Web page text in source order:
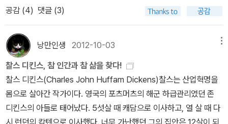
ke Moore 지음 / Little Simon / 2002년 11월 The 12 Days
of Christmas (Hardcover, Pop-Up, Anniversary)로버트 사부
다 지음 / Little Simon / 2006년 10월 The Christmas Alpha
bet (Cards, Pop-Up)로버트 사부다 지음 / Penguin Books / 20
05년 10월 Winter's Tale: Winter's Tale (Hardcover)로버트
사부다 지음 / Little Simon / 2005년 9월 Winter in White: A
Mini Pop-Up Treat (Hardcover)로버트 사부다 그림 / Simon &
Schuster / 2007년 11월 Christmas Mini (Hardcover)Rob
설 그렇지만 <크리스마스>가 들어간 책이라고 해서 다 어린이를 위
한 책은 아니었어요. 이 책들은 로맨스 소설이었거든요. 크리스마스
들어가고, 표지도 그렇게 사진이 있어서 그런 줄 알았죠. 표지사진이
예뻐서 이 책도 한 번 넣어봅니다. 어린이를 위한 책은 아니지만, 크리
스마스가 어린이날인 것도 아니니까 꼭 그렇게만 범위를 좁혀서 볼
것도 아니죠, 뭐. ---------------- 어쩌다보니, 한 해가. 어쩌
다보니 한 몇 년 전에 있었던 일이 되고, 전에는 선물을 받는 것이 기
뻤지만, 어쩌다보니 선물을 줘야 할 나이가 되고. 그렇게 한 해 한 해
도 쏘지 마라' 그렇게 그들의 암묵적 합의는 이루어 졌다. 한달 가까운
고 축구도 하며 마음껏 성탄을 축하했다. 이보다 더 아름다운 이야기
가 있을까. 4. 존 버닝햄의 <크리스마스 선물>, 리아 가리니 알리만
디 <가장 소중한 선탄선물>어린이 동화가 어른들은 읽기가 좀 그렇
죠. 그러나 읽어보면 참 재미 있습니다. 산타 할아버지의 성실함과 노
력이 성탄의 즐거움을 배가 되게 합니다. 리아 가리니 알리만디의 가
장 소중한 성탄선물도 읽으면 좋습니다. 성탄에 읽힌 감동적인 이야
기를 모았습니다. 잔잔한 감동이 밀려 오는 이야기 모음집니다. 5. 성
스트가 먼저 떠오른다. 읽고 읽고 또 읽다가 영화로 본 이후 그 처참한
뒷골목의 풍경이 마음에 깊이 박혀있던 기억이 스멀거리며 올라오는
데 그걸 조금 덮어준 것은 위대한 유산.사실 나는 어릴적에 디킨스의
크리스마스 캐롤을 읽은 기억이 없다. 어릴적에 우리집엔 왠만한 아
동용 동화와 도서는 별로 없었던 것 같아. 디킨스의 작품도 올리버 트
위스트가 있었고, 몽테크리스토 백작, 레미제라블...같은 책을 읽었던
기억을 떠올려보면. 디킨스 탄생 200주년... 그러니 빅토르 위고가
떠오르네. 검색해보니 탄생 200주년은 지나부렀고.영화,는 개봉을
공감 (4) 댓글 (3)
낭만인생 2012-10-03
찰스 디킨스, 참 인간과 참 삶을 찾다!
찰스 디킨스(Charles John Huffam Dickens)찰스는 산업혁명을
몸으로 살아간 작가이다. 영국의 포츠머츠의 해군 하급관리였던 존
디킨스의 아들로 태어났다. 5섯살 때 캐담으로 이사하고, 열 살 때 다